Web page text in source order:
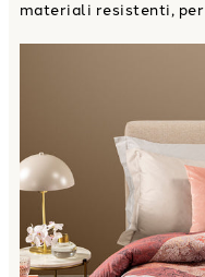
materiali resistenti,
Plaid Gran